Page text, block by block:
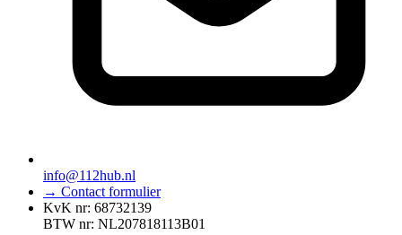
info@112hub.nl
→ Contact formulier
KvK nr: 68732139
BTW nr: NL207818113B01